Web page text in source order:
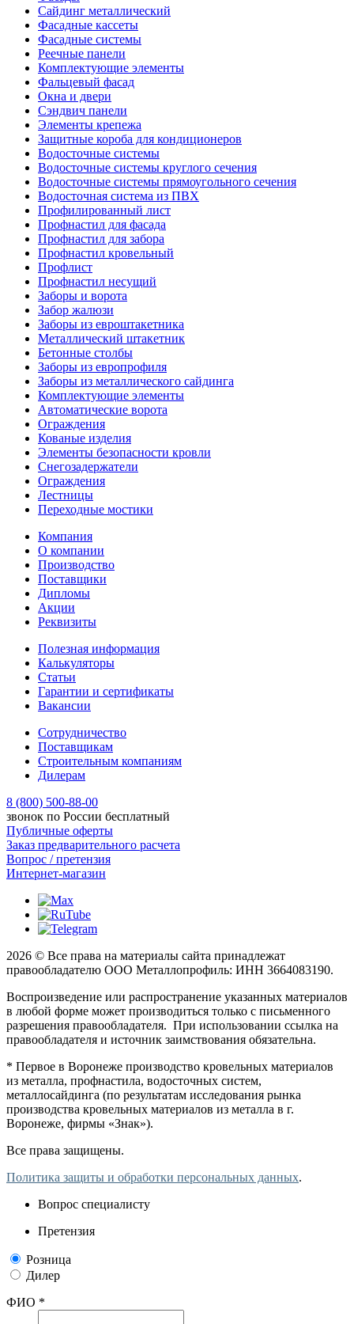
Сайдинг металлический
Фасадные кассеты
Фасадные системы
Реечные панели
Комплектующие элементы
Фальцевый фасад
Окна и двери
Сэндвич панели
Элементы крепежа
Защитные короба для кондиционеров
Водосточные системы
Водосточные системы круглого сечения
Водосточные системы прямоугольного сечения
Водосточная система из ПВХ
Профилированный лист
Профнастил для фасада
Профнастил для забора
Профнастил кровельный
Профлист
Профнастил несущий
Заборы и ворота
Забор жалюзи
Заборы из евроштакетника
Металлический штакетник
Бетонные столбы
Заборы из европрофиля
Заборы из металлического сайдинга
Комплектующие элементы
Автоматические ворота
Ограждения
Кованые изделия
Элементы безопасности кровли
Снегозадержатели
Ограждения
Лестницы
Переходные мостики
Компания
О компании
Производство
Поставщики
Дипломы
Акции
Реквизиты
Полезная информация
Калькуляторы
Статьи
Гарантии и сертификаты
Вакансии
Сотрудничество
Поставщикам
Строительным компаниям
Дилерам
8 (800) 500-88-00
звонок по России бесплатный
Публичные оферты
Заказ предварительного расчета
Вопрос / претензия
Интернет-магазин
2026 © Все права на материалы сайта принадлежат
правообладателю ООО Металлопрофиль: ИНН 3664083190.
Воспроизведение или распространение указанных материалов
в любой форме может производиться только с письменного
разрешения правообладателя. При использовании ссылка на
правообладателя и источник заимствования обязательна.
* Первое в Воронеже производство кровельных материалов
из металла, профнастила, водосточных систем,
металлосайдинга (по результатам исследования рынка
производства кровельных материалов из металла в г.
Воронеже, фирмы «Знак»).
Все права защищены.
Политика защиты и обработки персональных данных.
Вопрос специалисту
Претензия
Розница
Дилер
ФИО *